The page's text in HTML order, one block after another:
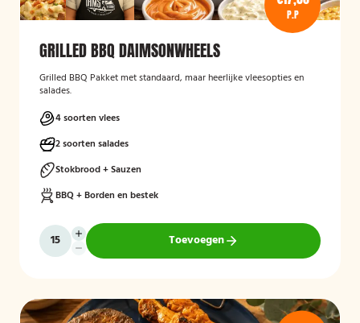
P.P
GRILLED BBQ DAIMSONWHEELS
Grilled BBQ Pakket met standaard, maar heerlijke vleesopties en
salades.
4 soorten vlees
2 soorten salades
Stokbrood + Sauzen
BBQ + Borden en bestek
Toevoegen